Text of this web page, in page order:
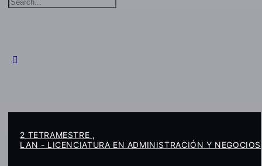
2 TETRAMESTRE ,
LAN - LICENCIATURA EN ADMINISTRACIÓN Y NEGOCIOS